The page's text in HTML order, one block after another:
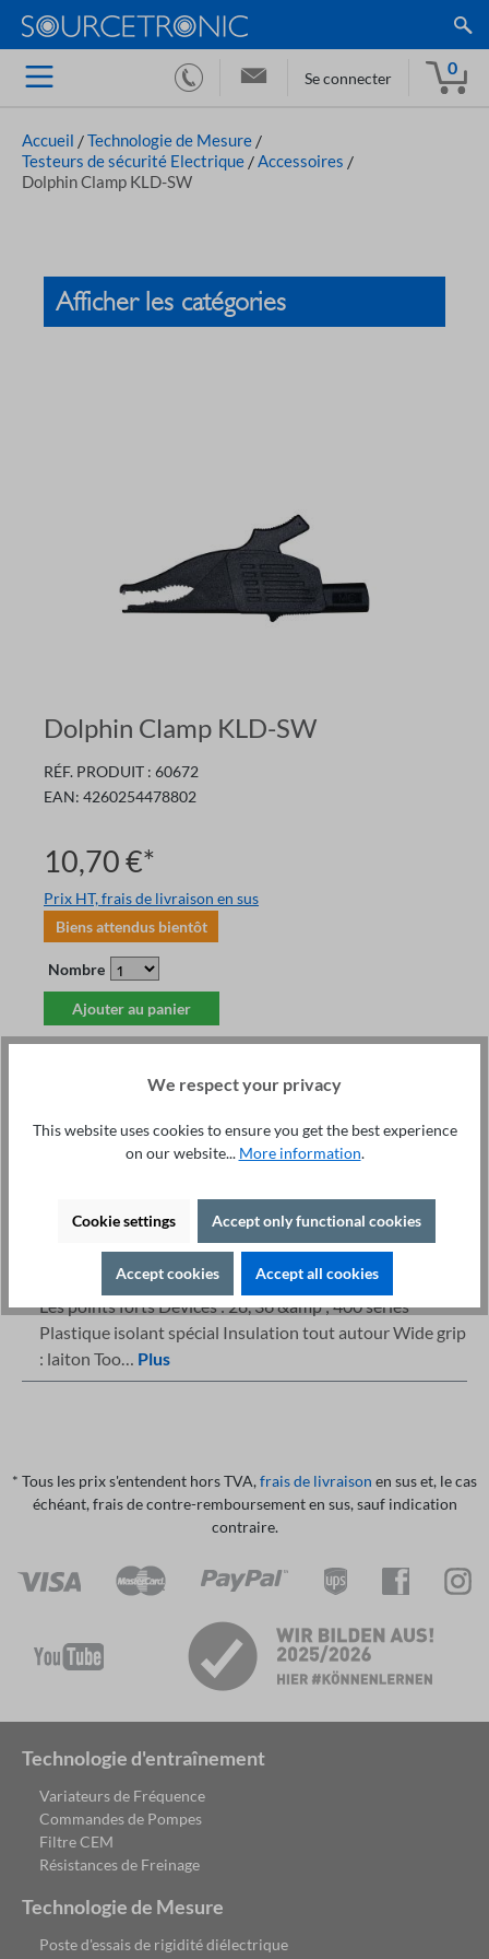
Se connecter
0
Accueil /Technologie de Mesure /
Testeurs de sécurité Electrique /Accessoires /
Dolphin Clamp KLD-SW
Afficher les catégories
Dolphin Clamp KLD-SW
RÉF. PRODUIT : 60672
EAN: 4260254478802
10,70 €*
Prix HT, frais de livraison en sus
Biens attendus bientôt
Nombre
Ajouter au panier
Service technique +49 421 277 9999
Imprimer
Description
Les points forts Devices : 28, 36 &amp ; 400 series
Plastique isolant spécial Insulation tout autour Wide grip
: laiton Too… Plus
* Tous les prix s'entendent hors TVA, frais de livraison en sus et, le cas
échéant, frais de contre-remboursement en sus, sauf indication
contraire.
Technologie d'entraînement
Variateurs de Fréquence
Commandes de Pompes
Filtre CEM
Résistances de Freinage
Technologie de Mesure
Poste d'essais de rigidité diélectrique
We respect your privacy
This website uses cookies to ensure you get the best experience
on our website... More information.
Cookie settings Accept only functional cookies
Accept cookies Accept all cookies